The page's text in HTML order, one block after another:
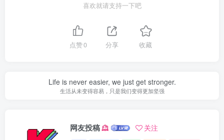
喜欢就请支持一下吧
点赞0 分享 收藏
Life is never easier, we just get stronger.
生活从未变得容易，只是我们变得更加坚强
网友投稿 关注